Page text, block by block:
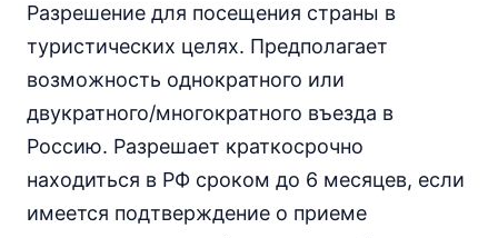
Разрешение для посещения страны в
туристических целях. Предполагает
возможность однократного или
двукратного/многократного въезда в
Россию. Разрешает краткосрочно
находиться в РФ сроком до 6 месяцев, если
имеется подтверждение о приеме